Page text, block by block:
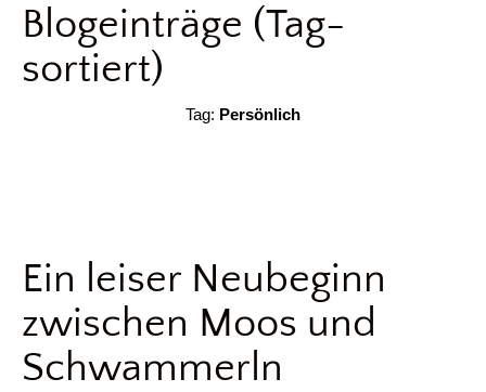
Blogeinträge (Tag-
sortiert)
Tag: Persönlich
Ein leiser Neubeginn
zwischen Moos und
Schwammerln